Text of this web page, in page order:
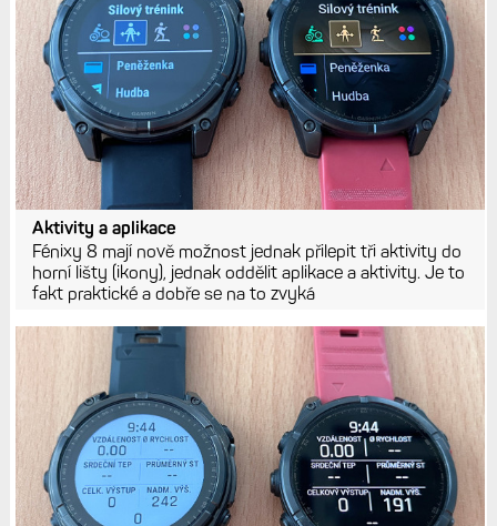
Aktivity a aplikace
Fénixy 8 mají nově možnost jednak přilepit tři aktivity do
horní lišty (ikony), jednak oddělit aplikace a aktivity. Je to
fakt praktické a dobře se na to zvyká